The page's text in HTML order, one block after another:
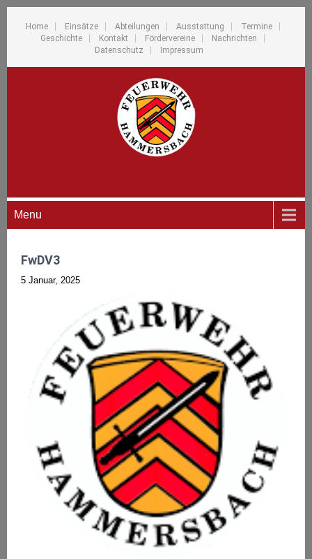
Home Einsätze Abteilungen Ausstattung
Termine
Geschichte
Kontakt Fördervereine
Nachrichten
Datenschutz
Impressum
Menu
FwDV3
5 Januar, 2025